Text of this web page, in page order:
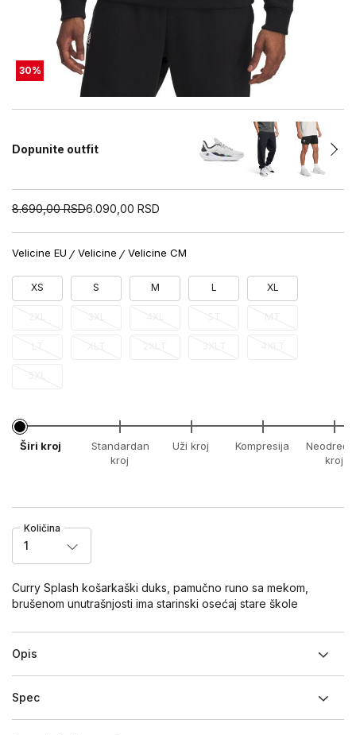
30%
Dopunite outfit
8.690,00 RSD6.090,00 RSD
Velicine EU Velicine Velicine CM
XS S M L XL
Širi kroj
Standardan
kroj
Uži kroj Kompresija
kroj
Količina
1
Curry Splash košarkaški duks, pamučno runo sa mekom,
brušenom unutrašnjosti ima starinski osećaj stare škole
Opis
Spec